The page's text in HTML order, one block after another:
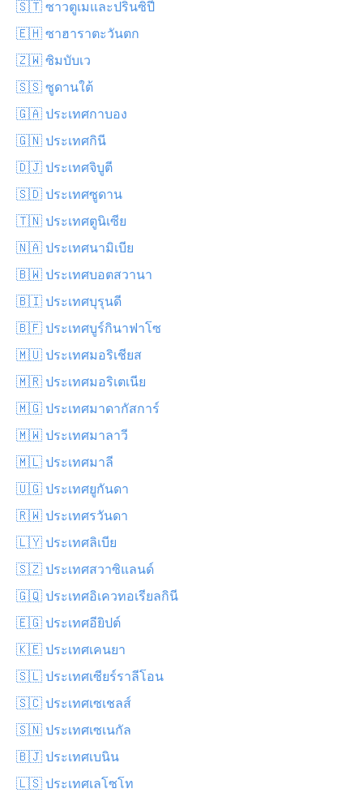
🇸🇹 ซาวตูเมและปรินซิปี
🇪🇭 ซาฮาราตะวันตก
🇿🇼 ซิมบับเว
🇸🇸 ซูดานใต้
🇬🇦 ประเทศกาบอง
🇬🇳 ประเทศกินี
🇩🇯 ประเทศจิบูตี
🇸🇩 ประเทศซูดาน
🇹🇳 ประเทศตูนิเซีย
🇳🇦 ประเทศนามิเบีย
🇧🇼 ประเทศบอตสวานา
🇧🇮 ประเทศบุรุนดี
🇧🇫 ประเทศบูร์กินาฟาโซ
🇲🇺 ประเทศมอริเชียส
🇲🇷 ประเทศมอริเตเนีย
🇲🇬 ประเทศมาดากัสการ์
🇲🇼 ประเทศมาลาวี
🇲🇱 ประเทศมาลี
🇺🇬 ประเทศยูกันดา
🇷🇼 ประเทศรวันดา
🇱🇾 ประเทศลิเบีย
🇸🇿 ประเทศสวาซิแลนด์
🇬🇶 ประเทศอิเควทอเรียลกินี
🇪🇬 ประเทศอียิปต์
🇰🇪 ประเทศเคนยา
🇸🇱 ประเทศเซียร์ราลีโอน
🇸🇨 ประเทศเซเชลส์
🇸🇳 ประเทศเซเนกัล
🇧🇯 ประเทศเบนิน
🇱🇸 ประเทศเลโซโท